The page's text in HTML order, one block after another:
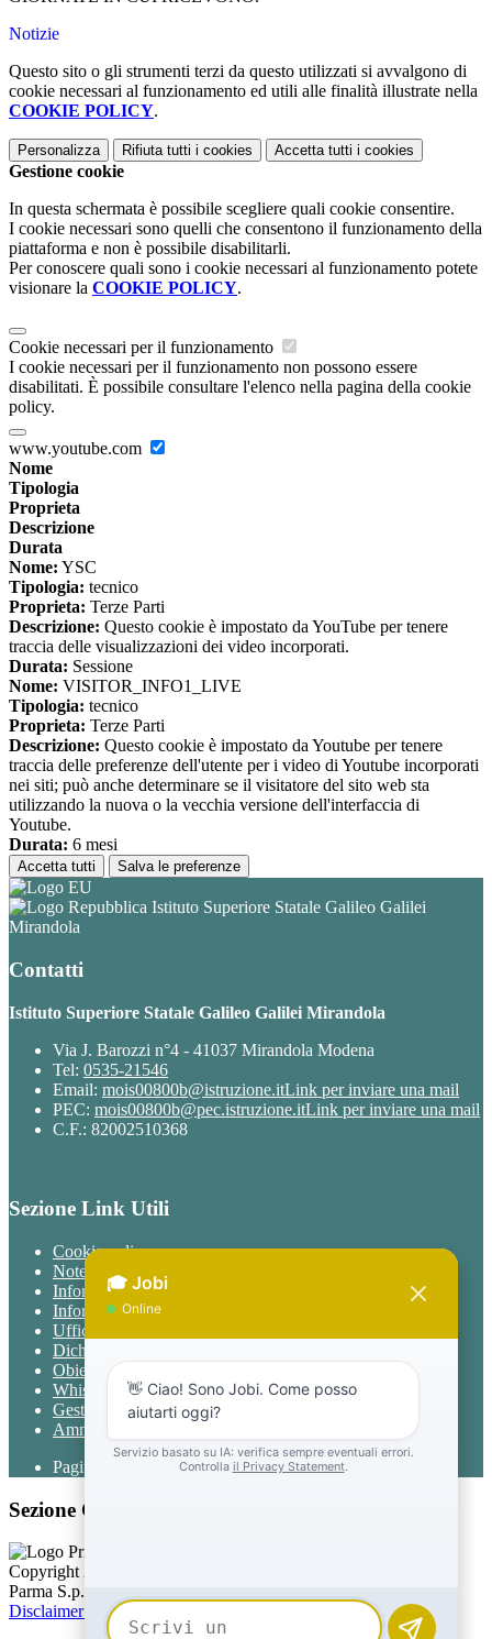
Notizie
Questo sito o gli strumenti terzi da questo utilizzati si avvalgono di
cookie necessari al funzionamento ed utili alle finalità illustrate nella
COOKIE POLICY.
Personalizza Rifiuta tutti i cookies Accetta tutti i cookies
Gestione cookie
In questa schermata è possibile scegliere quali cookie consentire.
I cookie necessari sono quelli che consentono il funzionamento della
piattaforma e non è possibile disabilitarli.
Per conoscere quali sono i cookie necessari al funzionamento potete
visionare la COOKIE POLICY.
Cookie necessari per il funzionamento
I cookie necessari per il funzionamento non possono essere
disabilitati. È possibile consultare l'elenco nella pagina della cookie
policy.
www.youtube.com
Nome
Tipologia
Proprieta
Descrizione
Durata
Nome: YSC
Tipologia: tecnico
Proprieta: Terze Parti
Descrizione: Questo cookie è impostato da YouTube per tenere
traccia delle visualizzazioni dei video incorporati.
Durata: Sessione
Nome: VISITOR_INFO1_LIVE
Tipologia: tecnico
Proprieta: Terze Parti
Descrizione: Questo cookie è impostato da Youtube per tenere
traccia delle preferenze dell'utente per i video di Youtube incorporati
nei siti; può anche determinare se il visitatore del sito web sta
utilizzando la nuova o la vecchia versione dell'interfaccia di
Youtube.
Durata: 6 mesi
Accetta tutti Salva le preferenze
Istituto Superiore Statale Galileo Galilei
Mirandola
Contatti
Istituto Superiore Statale Galileo Galilei Mirandola
Via J. Barozzi n°4 - 41037 Mirandola Modena
Tel: 0535-21546
Email: mois00800b@istruzione.itLink per inviare una mail
PEC: mois00800b@pec.istruzione.itLink per inviare una mail
C.F.: 82002510368
Sezione Link Utili
Cookie policy
Note legali
Informativa Privacy
Informativa Privacy chatbot Jobi
Ufficio Relazioni con il Pubblico
Dichiarazione di accessibilità
Obiettivi di accessibilità
Whistleblowing
Gestione consensi cookie
Amministrazione trasparente
Pagina visualizzata4925volte
Sezione Copyright
Copyright 2026 | Engineered and powered by Gruppo Spaggiari
Parma S.p.A. | Divisione Publishing & New Social Media
Disclaimer trattamento dati personali